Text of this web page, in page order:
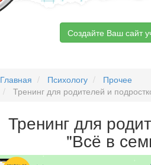
Создайте Ваш сайт
Главная Психологу
Прочее
Тренинг для родителей и
Тренинг для
"Всё в